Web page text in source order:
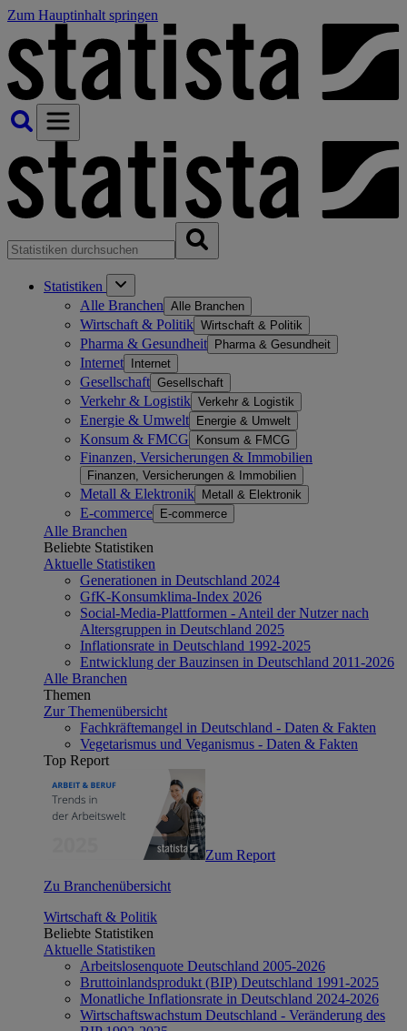
Zum Hauptinhalt springen
Statistiken
Alle Branchen Alle Branchen
Wirtschaft & Politik Wirtschaft & Politik
Pharma & Gesundheit Pharma & Gesundheit
Internet Internet
Gesellschaft Gesellschaft
Verkehr & Logistik Verkehr & Logistik
Energie & Umwelt Energie & Umwelt
Konsum & FMCG Konsum & FMCG
Finanzen, Versicherungen & Immobilien
Finanzen, Versicherungen & Immobilien
Metall & Elektronik Metall & Elektronik
E-commerce E-commerce
Alle Branchen
Beliebte Statistiken
Aktuelle Statistiken
Generationen in Deutschland 2024
GfK-Konsumklima-Index 2026
Social-Media-Plattformen - Anteil der Nutzer nach
Altersgruppen in Deutschland 2025
Inflationsrate in Deutschland 1992-2025
Entwicklung der Bauzinsen in Deutschland 2011-2026
Alle Branchen
Themen
Zur Themenübersicht
Fachkräftemangel in Deutschland - Daten & Fakten
Vegetarismus und Veganismus - Daten & Fakten
Top Report
Zum Report
Zu Branchenübersicht
Wirtschaft & Politik
Beliebte Statistiken
Aktuelle Statistiken
Arbeitslosenquote Deutschland 2005-2026
Bruttoinlandsprodukt (BIP) Deutschland 1991-2025
Monatliche Inflationsrate in Deutschland 2024-2026
Wirtschaftswachstum Deutschland - Veränderung des